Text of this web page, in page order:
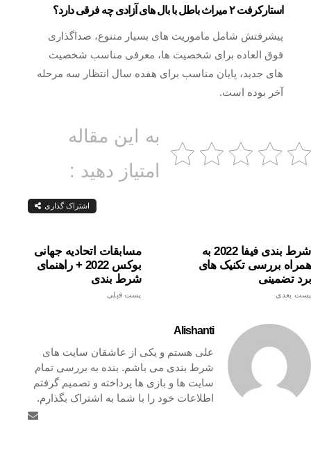
استارکرفت ۲ میراث باطل با بال های آزادی چه فرقی دارد؟
پیشرفتش شامل ماموریت های بسیار متنوع، صداگذاری
فوق العاده برای شخصیت ها، معرفی مناسب شخصیت
های جدید، پایان مناسب برای هفده سال انتظار سه مرحله
آخر بوده است.
به این مقاله
امتیاز دهید :
اشتراک گذاری
مسابقات اتحادیه جهانی
بوکس 2022 + راهنمای
شرط بندی
پست قبلی
شرط بندی فیفا 2022 به
همراه بررسی تکنیک های
برد تضمینی
پست بعدی
Alishanti
علی هستم و یکی از عاشقان سایت های
شرط بندی می باشم. بنده به بررسی تمام
سایت ها و بازی ها پرداخته و تصمیم گرفتم
اطلاعات خود را با شما به اشتراک بگذارم.